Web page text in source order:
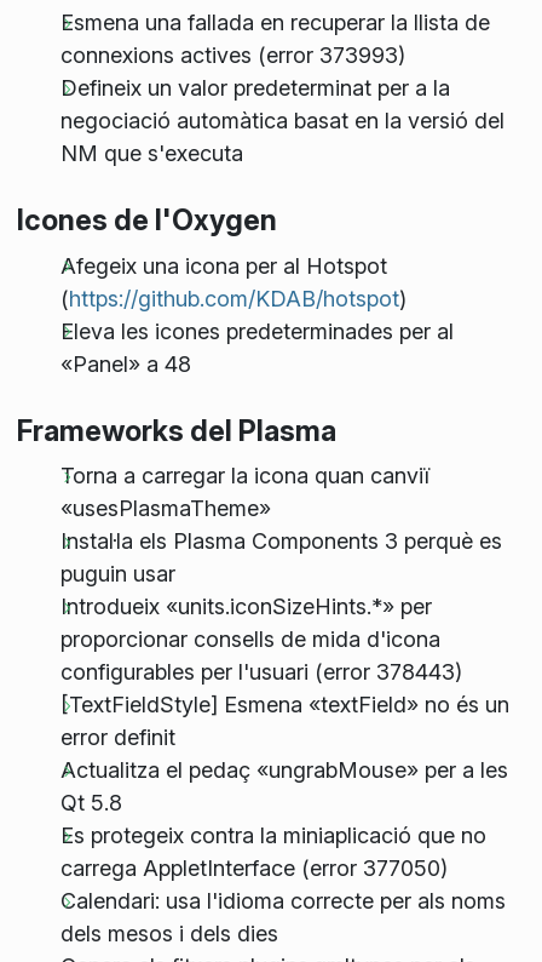
Esmena una fallada en recuperar la llista de
connexions actives (error 373993)
Defineix un valor predeterminat per a la
negociació automàtica basat en la versió del
NM que s'executa
Icones de l'Oxygen
Afegeix una icona per al Hotspot
(https://github.com/KDAB/hotspot)
Eleva les icones predeterminades per al
«Panel» a 48
Frameworks del Plasma
Torna a carregar la icona quan canviï
«usesPlasmaTheme»
Instal·la els Plasma Components 3 perquè es
puguin usar
Introdueix «units.iconSizeHints.*» per
proporcionar consells de mida d'icona
configurables per l'usuari (error 378443)
[TextFieldStyle] Esmena «textField» no és un
error definit
Actualitza el pedaç «ungrabMouse» per a les
Qt 5.8
Es protegeix contra la miniaplicació que no
carrega AppletInterface (error 377050)
Calendari: usa l'idioma correcte per als noms
dels mesos i dels dies